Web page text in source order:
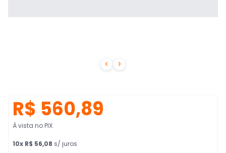
 
R$ 560,89
À vista no PIX
10x R$ 56,08 s/ juros